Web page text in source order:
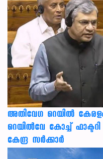
അതിവേഗ റെയിൽ
റെയിൽവേ കോച്ച് ഫാക്ടറി
കേന്ദ്ര സർക്കാർ